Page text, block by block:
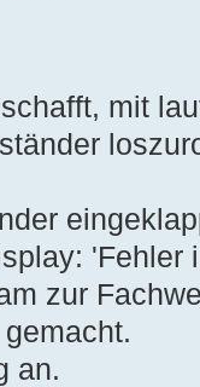
mit
'Fehler
zur
an.